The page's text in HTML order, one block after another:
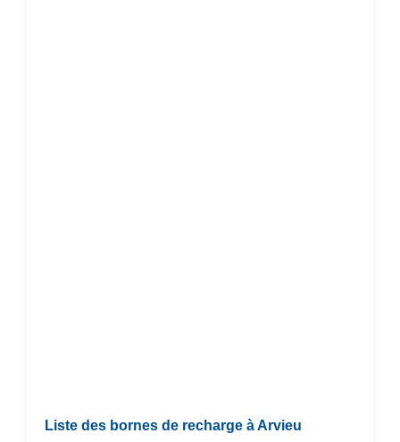
Liste des bornes de recharge à Arvieu